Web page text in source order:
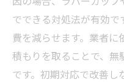
でできる対処法が有効で
費を減らせます。業者
積もりを取ることで、
です。初期対応で改善